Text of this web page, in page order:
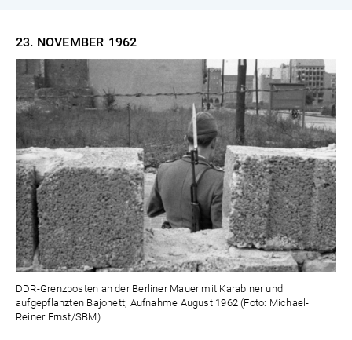
23. NOVEMBER 1962
DDR-Grenzposten an der Berliner Mauer mit Karabiner und
aufgepflanzten Bajonett; Aufnahme August 1962 (Foto: Michael-
Reiner Ernst/SBM)